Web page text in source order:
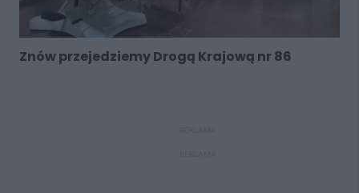
Znów przejedziemy Drogą Krajową nr 86